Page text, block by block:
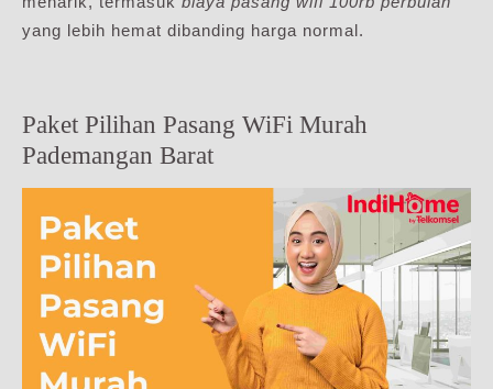
yang lebih hemat dibanding harga normal.
Paket Pilihan Pasang WiFi Murah
Pademangan Barat